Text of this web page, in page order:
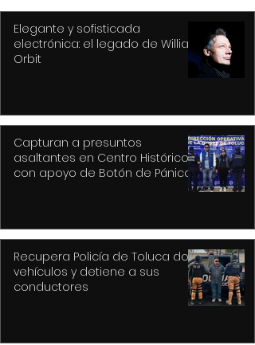
Elegante y sofisticada
electrónica: el legado de William
Orbit
Capturan a presuntos
asaltantes en Centro Histórico
con apoyo de Botón de Pánico y
Recupera Policía de Toluca dos
vehículos y detiene a sus
conductores